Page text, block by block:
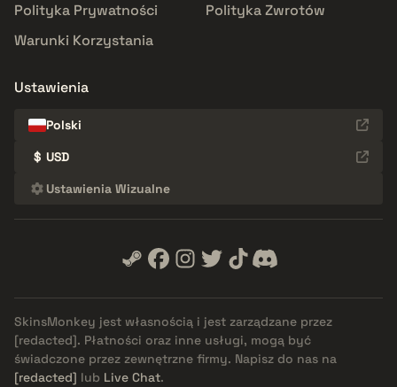
Polityka Prywatności
Polityka Zwrotów
Warunki Korzystania
Ustawienia
Polski
$ USD
Ustawienia Wizualne
SkinsMonkey jest własnością i jest zarządzane przez
[redacted]. Płatności oraz inne usługi, mogą być
świadczone przez zewnętrzne firmy. Napisz do nas na
[redacted] lub Live Chat.